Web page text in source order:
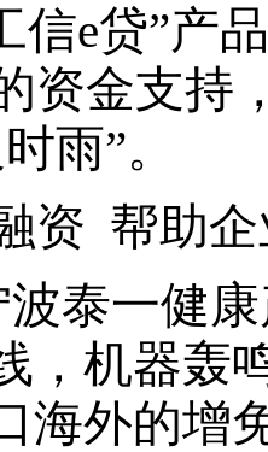
信e贷”产
资金支持
雨”。
资 帮助
波泰一健
，机器轰
海外的增